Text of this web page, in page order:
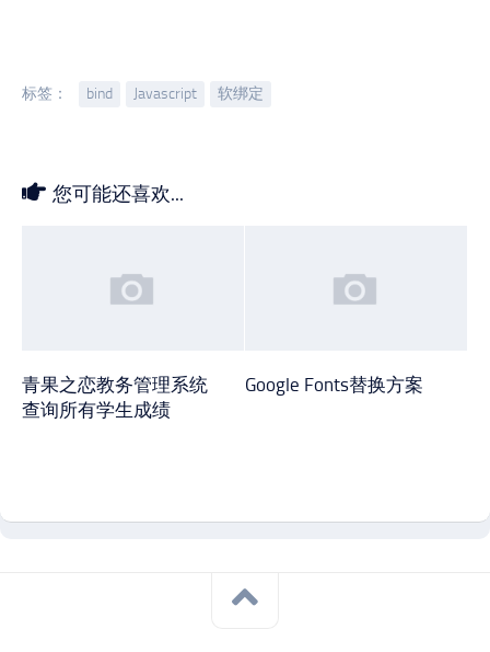
标签： bind Javascript 软绑定
您可能还喜欢...
青果之恋教务管理系统
查询所有学生成绩
Google Fonts替换方案